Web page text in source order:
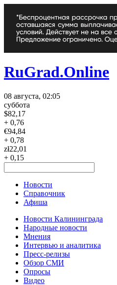
RuGrad.Online
08 августа, 02:05
суббота
$82,17
+ 0,76
€94,84
+ 0,78
zł22,01
+ 0,15
Новости
Справочник
Афиша
Новости Калининграда
Народные новости
Мнения
Интервью и аналитика
Пресс-релизы
Обзор СМИ
Опросы
Видео